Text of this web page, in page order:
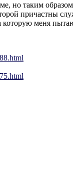
но таким
причастны
меня
tml
tml